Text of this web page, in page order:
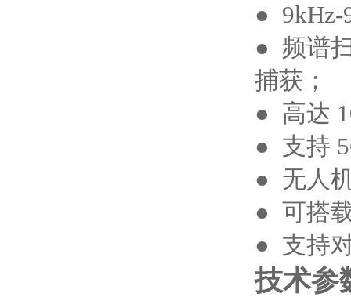
● 9kHz-
● 频谱
捕获；
● 高达
● 支持
● 无人
● 可搭
● 支持
技术参